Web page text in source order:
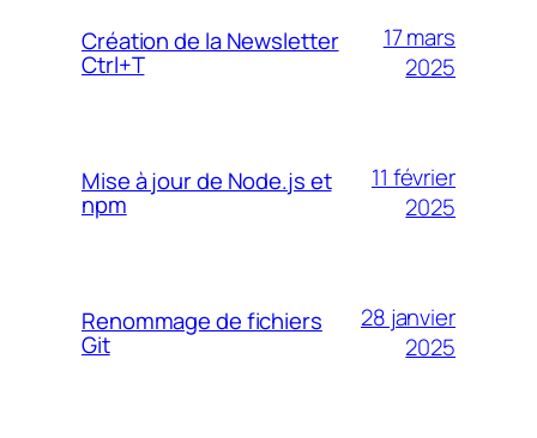
Création de la Newsletter
Ctrl+T
17 mars
2025
Mise à jour de Node.js et
npm
11 février
2025
Renommage de fichiers
Git
28 janvier
2025